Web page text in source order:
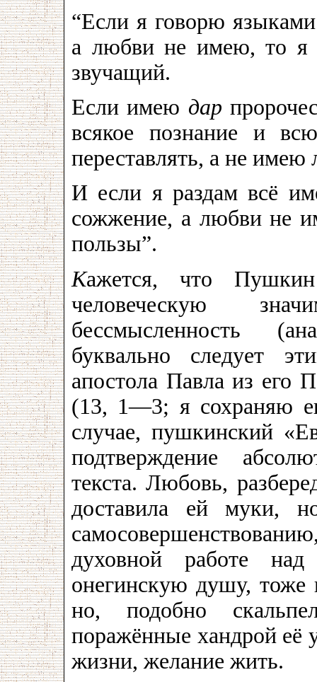
“Если я говорю
а любви не имею, то я
звучащий.
Если имею дар
всякое познание и
переставлять, а не
И если я раздам всё
сожжение, а любви не
пользы”.
Кажется, что
человеческую
бессмысленность
буквально следует
апостола Павла из его
(13, 1—3; я сохраняю
случае, пушкинский
подтверждение
текста. Любовь,
доставила ей муки,
духовной работе
онегинскую душу, тоже
но, подобно
поражённые хандрой её
жизни, желание жить.